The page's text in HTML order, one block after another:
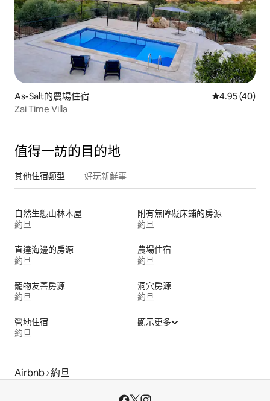
As-Salt的農場住宿 從 40 則評價
4.95 (40)
Zai Time Villa
值得一訪的目的地
其他住宿類型 好玩新鮮事
自然生態山林木屋
約旦
附有無障礙床鋪的房源
約旦
直達海邊的房源
約旦
農場住宿
約旦
寵物友善房源
約旦
洞穴房源
約旦
營地住宿
約旦
顯示更多
Airbnb 約旦